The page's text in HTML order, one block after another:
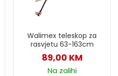
Walimex teleskop za
rasvjetu 63-163cm
89,00 KM
Na zalihi